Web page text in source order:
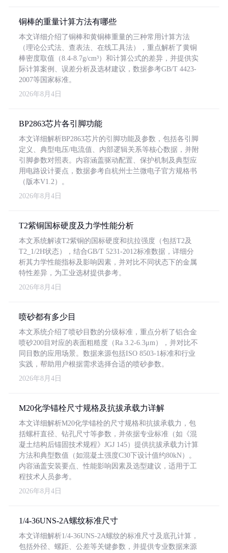
铜棒的重量计算方法有哪些
本文详细介绍了铜棒和黄铜棒重量的三种常用计算方法
（理论公式法、查表法、在线工具法），重点解析了黄铜
棒密度取值（8.4-8.7g/cm³）和计算公式的差异，并提供实
际计算案例、误差分析及选材建议，数据参考GB/T 4423-
2007等国家标准。
2026年8月4日
BP2863芯片各引脚功能
本文详细解析BP2863芯片的引脚功能及参数，包括各引脚
定义、典型电压/电流值、内部逻辑关系等核心数据，并附
引脚参数对照表。内容涵盖驱动配置、保护机制及典型应
用电路设计要点，数据参考自杭州士兰微电子官方规格书
（版本V1.2）。
2026年8月4日
T2紫铜国标硬度及力学性能分析
本文系统解读T2紫铜的国标硬度和抗拉强度（包括T2及
T2_1/2H状态），结合GB/T 5231-2012标准数据，详细分
析其力学性能指标及影响因素，并对比不同状态下的金属
特性差异，为工业选材提供参考。
2026年8月4日
喷砂都有多少目
本文系统介绍了喷砂目数的分级标准，重点分析了铝合金
喷砂200目对应的表面粗糙度（Ra 3.2-6.3μm），并对比不
同目数的应用场景。数据来源包括ISO 8503-1标准和行业
实践，帮助用户根据需求选择合适的喷砂参数。
2026年8月4日
M20化学锚栓尺寸规格及抗拔承载力详解
本文详细解析M20化学锚栓的尺寸规格和抗拔承载力，包
括螺杆直径、钻孔尺寸等参数，并依据专业标准（如《混
凝土结构后锚固技术规程》JGJ 145）提供抗拔承载力计算
方法和典型数值（如混凝土强度C30下设计值约80kN）。
内容涵盖安装要点、性能影响因素及选型建议，适用于工
程技术人员参考。
2026年8月4日
1/4-36UNS-2A螺纹标准尺寸
本文详细解析1/4-36UNS-2A螺纹的标准尺寸及底孔计算，
包括外径、螺距、公差等关键参数，并提供专业数据来源